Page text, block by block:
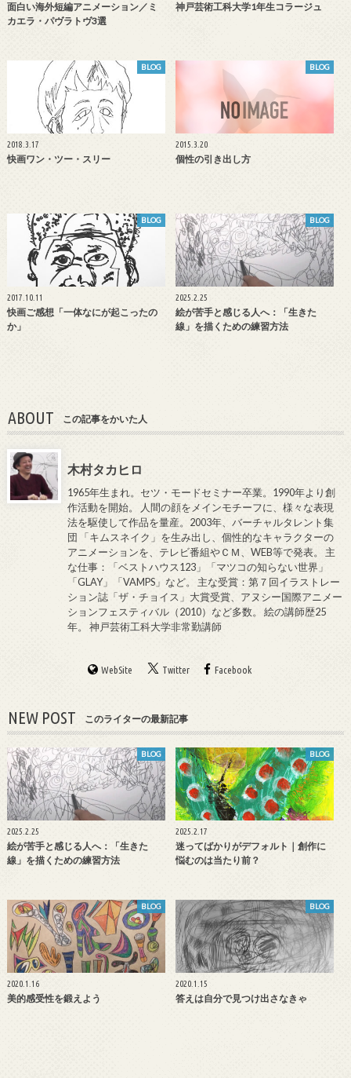
面白い海外短編アニメーション／ミ
カエラ・パヴラトヴ3選
神戸芸術工科大学1年生コラージュ
BLOG
2018.3.17
快画ワン・ツー・スリー
BLOG
2015.3.20
個性の引き出し方
BLOG
2017.10.11
快画ご感想「一体なにが起こったの
か」
BLOG
2025.2.25
絵が苦手と感じる人へ：「生きた
線」を描くための練習方法
ABOUT この記事をかいた人
木村タカヒロ
1965年生まれ。セツ・モードセミナー卒業。1990年より創
作活動を開始。 人間の顔をメインモチーフに、様々な表現
法を駆使して作品を量産。2003年、バーチャルタレント集
団 「キムスネイク」を生み出し、個性的なキャラクターの
アニメーションを、テレビ番組やＣＭ、WEB等で発表。 主
な仕事：「ベストハウス123」「マツコの知らない世界」
「GLAY」「VAMPS」など。 主な受賞：第７回イラストレー
ション誌「ザ・チョイス」大賞受賞、アヌシー国際アニメー
ションフェスティバル（2010）など多数。 絵の講師歴25
年。 神戸芸術工科大学非常勤講師
WebSite Twitter Facebook
NEW POST このライターの最新記事
BLOG
2025.2.25
絵が苦手と感じる人へ：「生きた
線」を描くための練習方法
BLOG
2025.2.17
迷ってばかりがデフォルト｜創作に
悩むのは当たり前？
BLOG
2020.1.16
美的感受性を鍛えよう
BLOG
2020.1.15
答えは自分で見つけ出さなきゃ